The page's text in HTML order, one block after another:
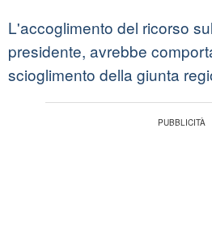
L'accoglimento del ricorso
presidente, avrebbe
scioglimento della giunta